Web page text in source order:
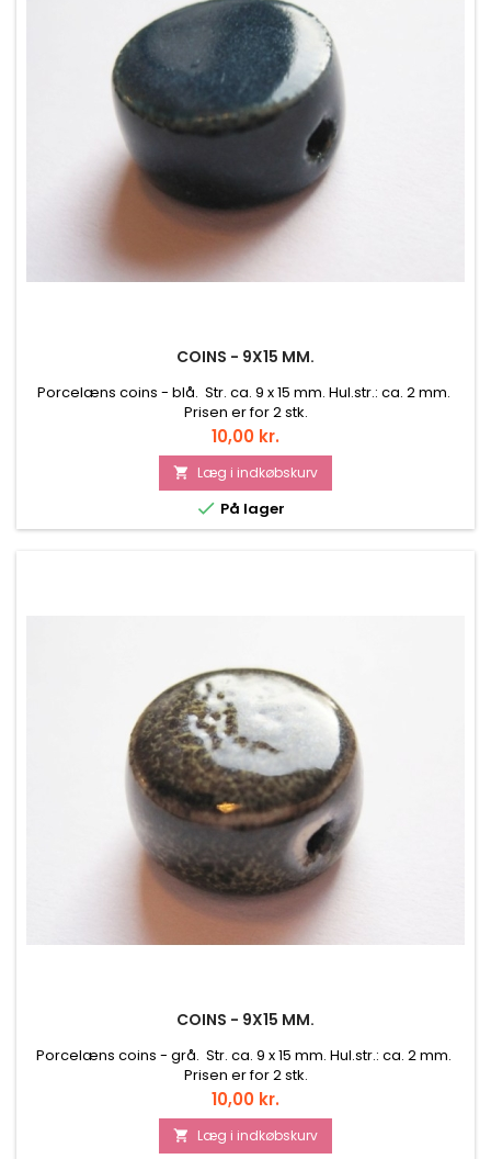
COINS - 9X15 MM.
Porcelæns coins - blå. Str. ca. 9 x 15 mm. Hul.str.: ca. 2 mm.
Prisen er for 2 stk.
Pris
10,00 kr.
 Læg i indkøbskurv
 På lager
COINS - 9X15 MM.
Porcelæns coins - grå. Str. ca. 9 x 15 mm. Hul.str.: ca. 2 mm.
Prisen er for 2 stk.
Pris
10,00 kr.
 Læg i indkøbskurv